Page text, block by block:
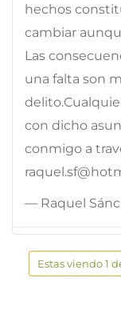
hechos
cambiar
Las
una falta son
con dicho
conmigo a
— Raquel
Estas viendo 1